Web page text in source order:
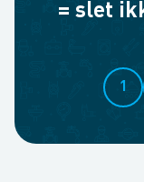
= slet
1